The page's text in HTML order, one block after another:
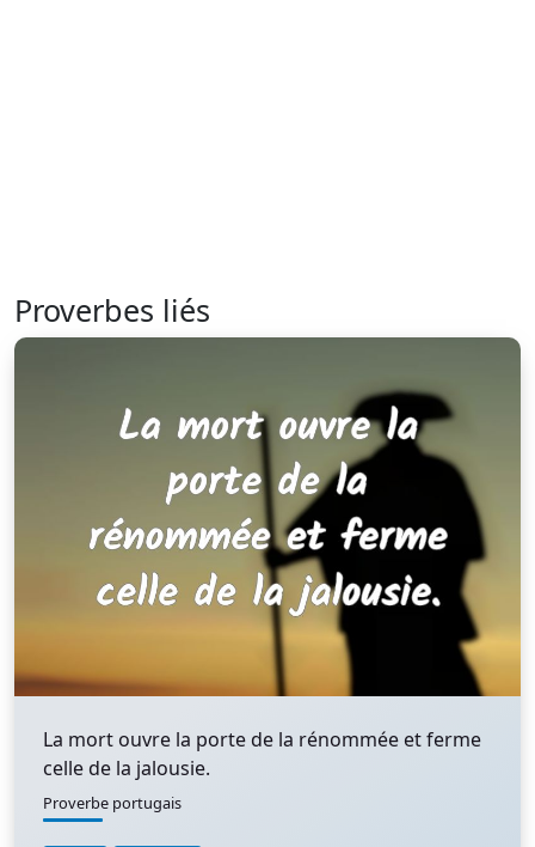
Proverbes liés
La mort ouvre la porte de la rénommée et ferme
celle de la jalousie.
Proverbe portugais